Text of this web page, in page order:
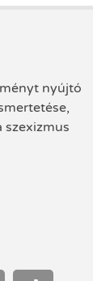
nyújtó
szexizmus